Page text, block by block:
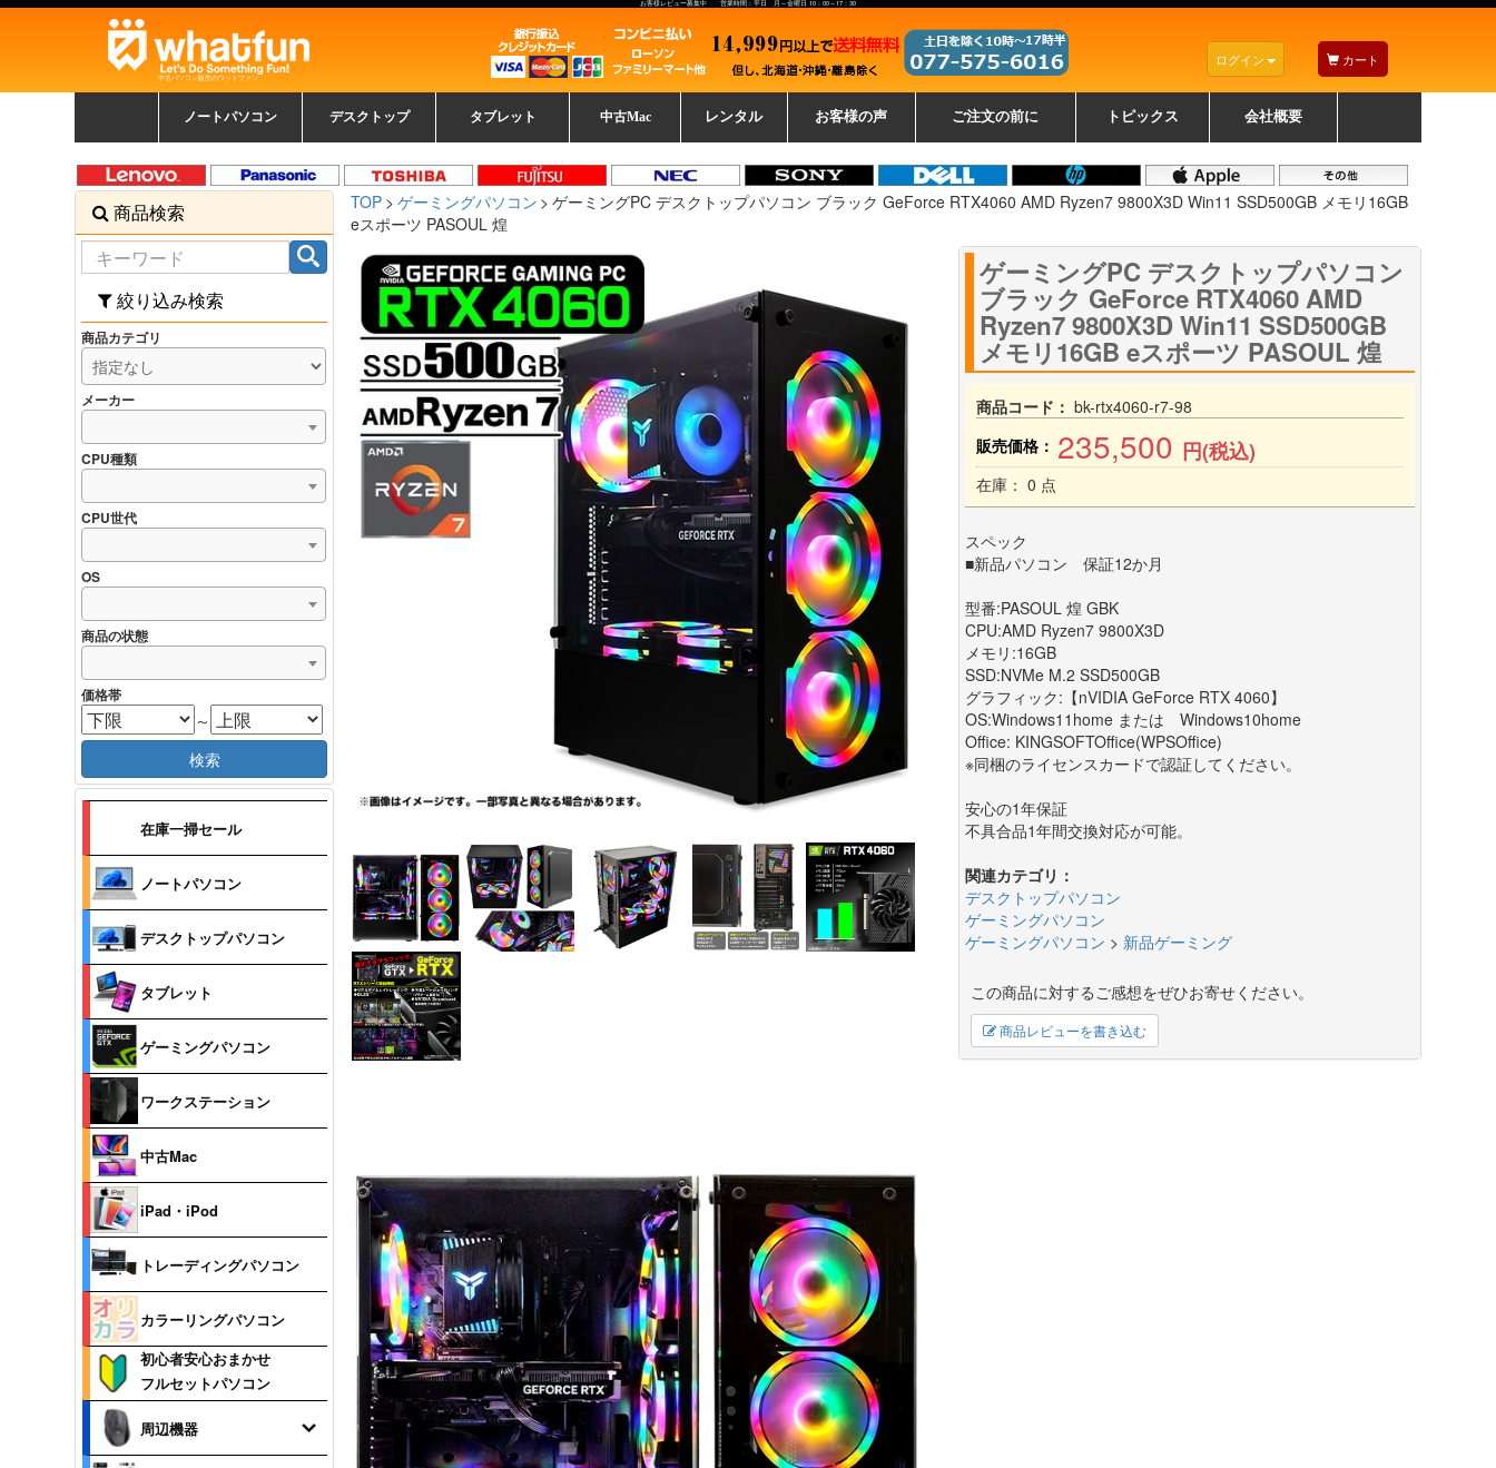
お客様レビュー募集中 営業時間：平日 月～金曜日 10：00～17：30
中古パソコン販売のワットファン
ログイン カート
ノートパソコン
覧
パソコン
ッカード
デスクトップ
中古デスクトップ一覧
新品デスクトップ一
覧
ゲーミングパソコン
トレーディングパソ
コン
ッカード
タブレット 中古Mac レンタル お客様の声 ご注文の前に トピックス 会社概要
TOP ゲーミングパソコン
ゲーミングPC デスクトップパソコン ブラック GeForce RTX4060 AMD Ryzen7 9800X3D Win11 SSD500GB メモリ16GB
eスポーツ PASOUL 煌
ゲーミングPC デスクトップパソコン
ブラック GeForce RTX4060 AMD
Ryzen7 9800X3D Win11 SSD500GB
メモリ16GB eスポーツ PASOUL 煌
商品コード： bk-rtx4060-r7-98
販売価格： 235,500 円(税込)
在庫： 0 点
スペック
■新品パソコン 保証12か月
型番:PASOUL 煌 GBK
CPU:AMD Ryzen7 9800X3D
メモリ:16GB
SSD:NVMe M.2 SSD500GB
グラフィック:【nVIDIA GeForce RTX 4060】
OS:Windows11home または Windows10home
Office: KINGSOFTOffice(WPSOffice)
※同梱のライセンスカードで認証してください。
安心の1年保証
不具合品1年間交換対応が可能。
関連カテゴリ：
デスクトップパソコン
ゲーミングパソコン
ゲーミングパソコン > 新品ゲーミング
この商品に対するご感想をぜひお寄せください。
商品レビューを書き込む
商品検索
絞り込み検索
商品カテゴリ
メーカー
CPU種類
CPU世代
OS
商品の状態
価格帯
～
検索
在庫一掃セール
ノートパソコン
デスクトップパソコン
タブレット
ゲーミングパソコン
ワークステーション
中古Mac
iPad・iPod
トレーディングパソコン
カラーリングパソコン
初心者安心おまかせ
フルセットパソコン
周辺機器